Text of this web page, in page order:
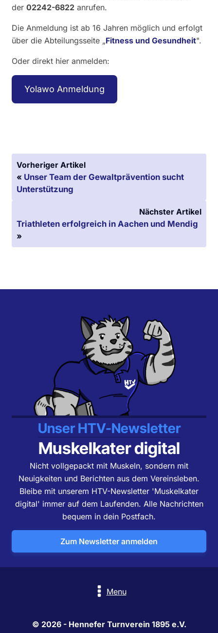
der 02242-6822 anrufen.
Die Anmeldung ist ab 16 Jahren möglich und erfolgt
über die Abteilungsseite „Fitness und Gesundheit".
Oder direkt hier anmelden:
Yolawo Anmeldung
Vorheriger Artikel
« Unser Team der Gewaltprävention sucht
Unterstützung
Nächster Artikel
Triathleten erfolgreich in Aachen und Mendig
»
Unser HTV-Newsletter
Muskelkater digital
Nicht vollgepackt mit Muskeln, sondern mit
Neuigkeiten und Berichten aus dem Vereinsleben.
Bleibe mit unserem HTV-Newsletter 'Muskelkater
digital' immer auf dem Laufenden. Alle Nachrichten
bequem in dein Postfach.
Zum Newsletter anmelden
Menu
© 2026 - Hennefer Turnverein 1895 e.V.